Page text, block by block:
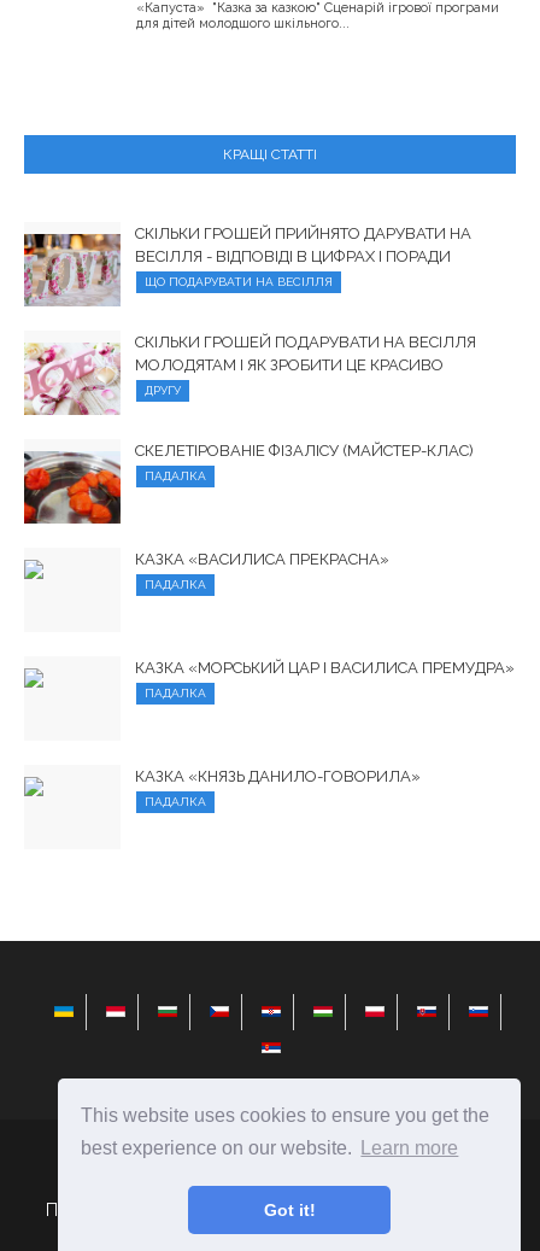
This website uses cookies to ensure you get the
best experience on our website.
Learn more
Got it!
«Капуста» "Казка за казкою" Сценарій ігрової програми
для дітей молодшого шкільного...
КРАЩІ СТАТТІ
СКІЛЬКИ ГРОШЕЙ ПРИЙНЯТО ДАРУВАТИ НА
ВЕСІЛЛЯ - ВІДПОВІДІ В ЦИФРАХ І ПОРАДИ
ЩО ПОДАРУВАТИ НА ВЕСІЛЛЯ
СКІЛЬКИ ГРОШЕЙ ПОДАРУВАТИ НА ВЕСІЛЛЯ
МОЛОДЯТАМ І ЯК ЗРОБИТИ ЦЕ КРАСИВО
ДРУГУ
СКЕЛЕТІРОВАНІЕ ФІЗАЛІСУ (МАЙСТЕР-КЛАС)
ПАДАЛКА
КАЗКА «ВАСИЛИСА ПРЕКРАСНА»
ПАДАЛКА
КАЗКА «МОРСЬКИЙ ЦАР І ВАСИЛИСА ПРЕМУДРА»
ПАДАЛКА
КАЗКА «КНЯЗЬ ДАНИЛО-ГОВОРИЛА»
ПАДАЛКА
2026
Поради щодо вибору подарунків і створення їх своїми
руками.